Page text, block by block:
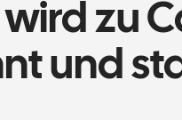
zu
und